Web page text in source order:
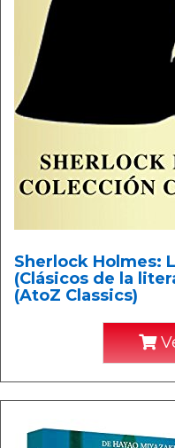
Sherlock Holmes:
(Clásicos de la
(AtoZ Classics)